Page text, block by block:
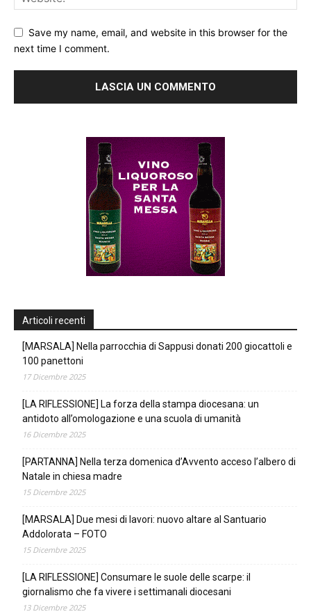
Save my name, email, and website in this browser for the
next time I comment.
Articoli recenti
[MARSALA] Nella parrocchia di Sappusi donati 200 giocattoli e
100 panettoni
17 Dicembre 2025
[LA RIFLESSIONE] La forza della stampa diocesana: un
antidoto all’omologazione e una scuola di umanità
16 Dicembre 2025
[PARTANNA] Nella terza domenica d’Avvento acceso l’albero di
Natale in chiesa madre
15 Dicembre 2025
[MARSALA] Due mesi di lavori: nuovo altare al Santuario
Addolorata – FOTO
15 Dicembre 2025
[LA RIFLESSIONE] Consumare le suole delle scarpe: il
giornalismo che fa vivere i settimanali diocesani
13 Dicembre 2025